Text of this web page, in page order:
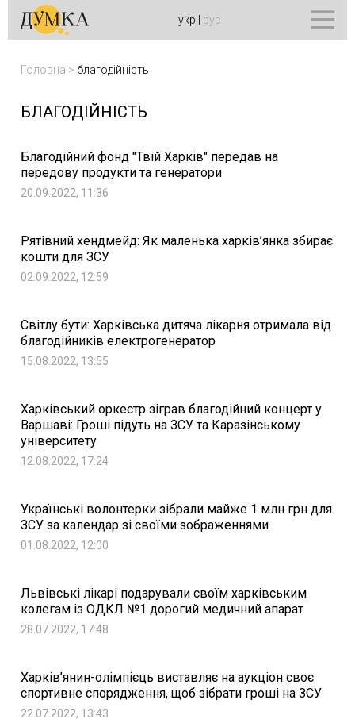
укр рус
Головна > благодійність
БЛАГОДІЙНІСТЬ
Благодійний фонд "Твій Харків" передав на
передову продукти та генератори
20.09.2022, 11:36
Рятівний хендмейд: Як маленька харків’янка збирає
кошти для ЗСУ
02.09.2022, 12:59
Світлу бути: Харківська дитяча лікарня отримала від
благодійників електрогенератор
15.08.2022, 13:55
Харківський оркестр зіграв благодійний концерт у
Варшаві: Гроші підуть на ЗСУ та Каразінському
університету
12.08.2022, 17:24
Українські волонтерки зібрали майже 1 млн грн для
ЗСУ за календар зі своїми зображеннями
01.08.2022, 12:00
Львівські лікарі подарували своїм харківським
колегам із ОДКЛ №1 дорогий медичний апарат
28.07.2022, 17:48
Харків’янин-олімпієць виставляє на аукціон своє
спортивне спорядження, щоб зібрати гроші на ЗСУ
22.07.2022, 13:43